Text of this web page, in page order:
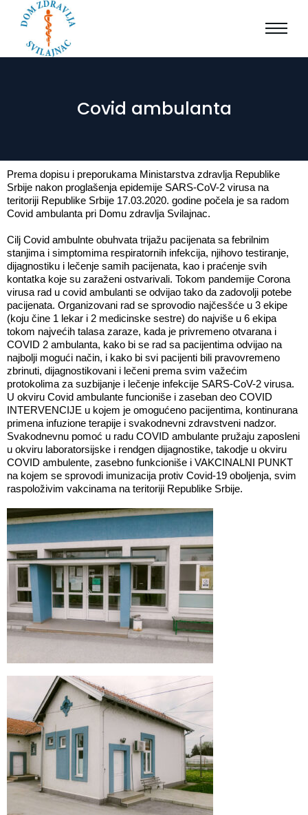
Covid ambulanta
Prema dopisu i preporukama Ministarstva zdravlja Republike
Srbije nakon proglašenja epidemije SARS-CoV-2 virusa na
teritoriji Republike Srbije 17.03.2020. godine počela je sa radom
Covid ambulanta pri Domu zdravlja Svilajnac.
Cilj Covid ambulnte obuhvata trijažu pacijenata sa febrilnim
stanjima i simptomima respiratornih infekcija, njihovo testiranje,
dijagnostiku i lečenje samih pacijenata, kao i praćenje svih
kontatka koje su zaraženi ostvarivali. Tokom pandemije Corona
virusa rad u covid ambulanti se odvijao tako da zadovolji potebe
pacijenata. Organizovani rad se sprovodio najčesšće u 3 ekipe
(koju čine 1 lekar i 2 medicinske sestre) do najviše u 6 ekipa
tokom najvećih talasa zaraze, kada je privremeno otvarana i
COVID 2 ambulanta, kako bi se rad sa pacijentima odvijao na
najbolji mogući način, i kako bi svi pacijenti bili pravovremeno
zbrinuti, dijagnostikovani i lečeni prema svim važećim
protokolima za suzbijanje i lečenje infekcije SARS-CoV-2 virusa.
U okviru Covid ambulante funcioniše i zaseban deo COVID
INTERVENCIJE u kojem je omogućeno pacijentima, kontinurana
primena infuzione terapije i svakodnevni zdravstveni nadzor.
Svakodnevnu pomoć u radu COVID ambulante pružaju zaposleni
u okviru laboratorsijske i rendgen dijagnostike, takodje u okviru
COVID ambulente, zasebno funkcioniše i VAKCINALNI PUNKT
na kojem se sprovodi imunizacija protiv Covid-19 oboljenja, svim
raspoloživim vakcinama na teritoriji Republike Srbije.